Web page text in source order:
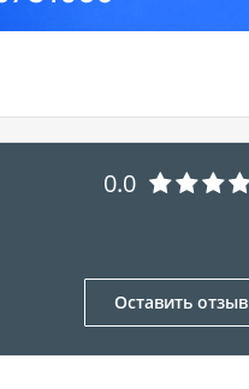
0.0
Оставить отзыв